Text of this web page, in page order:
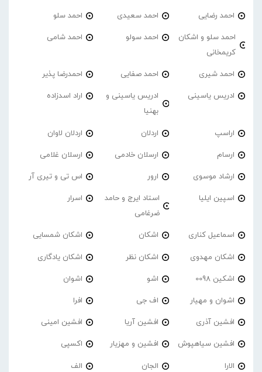
احمد‌ رضایی احمد سعیدی احمد سلو
احمد سلو و اشکان
کریمخانی
احمد سولو احمد شامی
احمد شیری احمد صفایی احمدرضا پذیر
ادریس یاسینی
ادریس یاسینی و
بهنیا
اراد اسدزاده
اراسپ اردلان اردلان لاوان
ارسام ارسلان خادمی ارسلان غلامی
ارشاد موسوی ارور اس تی و تیری آر
اسپین ایلیا
استاد ایرج و حامد
ضرغامی
اسرار
اسماعیل کناری اشکان اشکان شمسایی
اشکان مهدوی اشکان نظر اشکان یادگاری
اشکین 0098 اشو اشوان
اشوان و مهیار اف جی افرا
افشین آذری افشین آریا افشین امینی
افشین سیاهپوش افشین و مهزیار اکسپی
الارا الجان الف